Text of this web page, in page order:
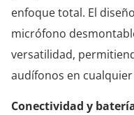
enfoque total. El
micrófono
versatilidad,
audífonos en
Conectividad y